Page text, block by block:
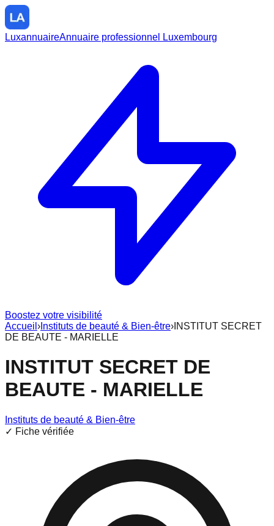
LuxannuaireAnnuaire professionnel Luxembourg
Boostez votre visibilité
Accueil › Instituts de beauté & Bien-être› INSTITUT SECRET
DE BEAUTE - MARIELLE
INSTITUT SECRET DE
BEAUTE - MARIELLE
Instituts de beauté & Bien-être
✓ Fiche vérifiée